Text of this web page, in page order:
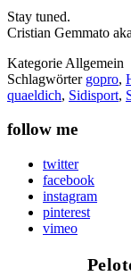
Stay tuned.
Cristian Gemmato
Kategorie Allgemein
Schlagwörter gopro,
quaeldich, Sidisport,
follow me
twitter
facebook
instagram
pinterest
vimeo